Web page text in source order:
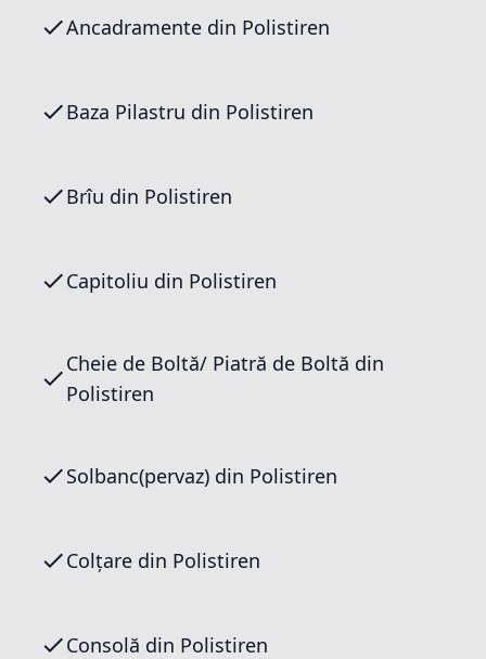
Ancadramente din Polistiren
Baza Pilastru din Polistiren
Brîu din Polistiren
Capitoliu din Polistiren
Cheie de Boltă/ Piatră de Boltă din
Polistiren
Solbanc(pervaz) din Polistiren
Colțare din Polistiren
Consolă din Polistiren